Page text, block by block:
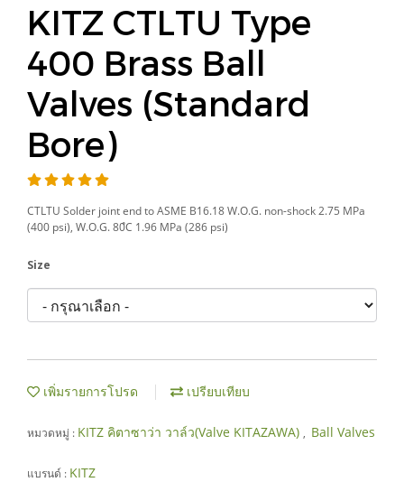
KITZ CTLTU Type
400 Brass Ball
Valves (Standard
Bore)
CTLTU Solder joint end to ASME B16.18 W.O.G. non-shock 2.75 MPa
(400 psi), W.O.G. 80ํC 1.96 MPa (286 psi)
Size
เพิ่มรายการโปรด เปรียบเทียบ
หมวดหมู่ : KITZ คิตาซาว่า วาล์ว(Valve KITAZAWA) , Ball Valves
แบรนด์ : KITZ